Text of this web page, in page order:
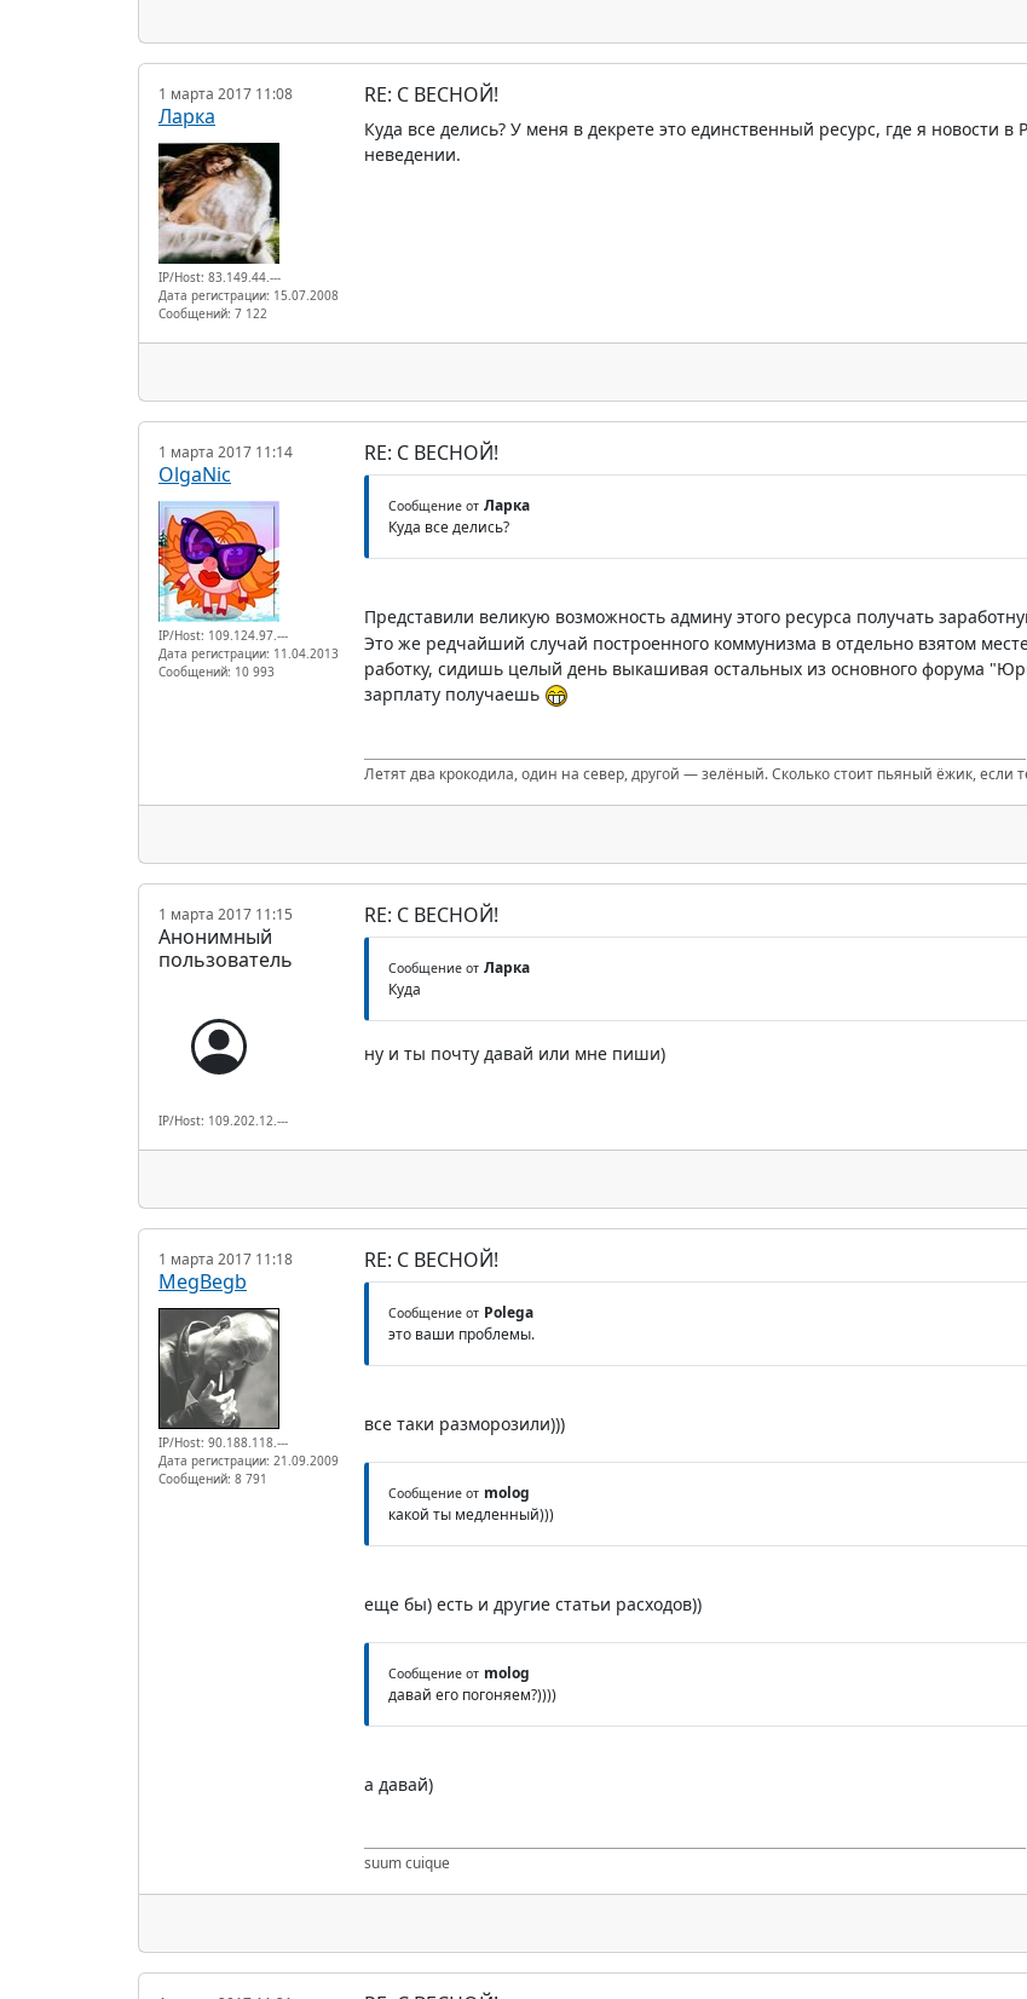
1 марта 2017 11:08
Ларка
IP/Host: 83.149.44.---
Дата регистрации: 15.07.2008
Сообщений: 7 122
RE: С ВЕСНОЙ!
Куда все делись? У меня в декрете это единственный ресурс, где я новости
неведении.
1 марта 2017 11:14
OlgaNic
IP/Host: 109.124.97.---
Дата регистрации: 11.04.2013
Сообщений: 10 993
RE: С ВЕСНОЙ!
Сообщение от Ларка
Куда все делись?
Представили великую возможность админу этого ресурса получать
Это же редчайший случай построенного коммунизма в отдельно взятом
работку, сидишь целый день выкашивая остальных из основного форума
зарплату получаешь
Летят два крокодила, один на север, другой — зелёный. Сколько стоит пьяный ёжик, если
1 марта 2017 11:15
Анонимный
пользователь
IP/Host: 109.202.12.---
RE: С ВЕСНОЙ!
Сообщение от Ларка
Куда
ну и ты почту давай или мне пиши)
1 марта 2017 11:18
MegBegb
IP/Host: 90.188.118.---
Дата регистрации: 21.09.2009
Сообщений: 8 791
RE: С ВЕСНОЙ!
Сообщение от Polega
это ваши проблемы.
все таки разморозили)))
Сообщение от molog
какой ты медленный)))
еще бы) есть и другие статьи расходов))
Сообщение от molog
давай его погоняем?))))
а давай)
suum cuique